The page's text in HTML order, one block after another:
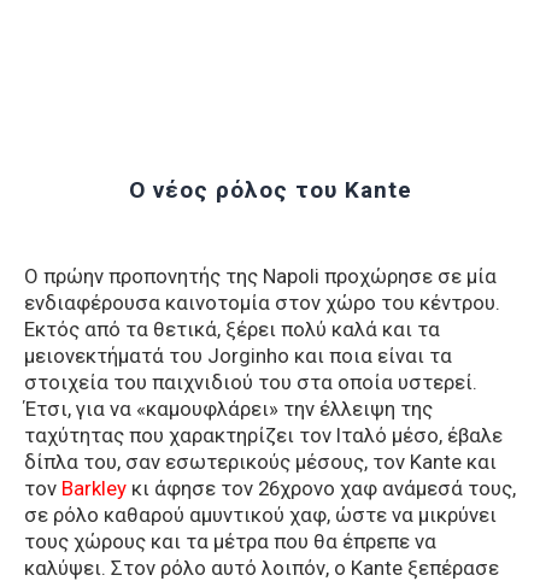
Ο νέος ρόλος του Kante
Ο πρώην προπονητής της Napoli προχώρησε σε μία
ενδιαφέρουσα καινοτομία στον χώρο του κέντρου.
Εκτός από τα θετικά, ξέρει πολύ καλά και τα
μειονεκτήματά του Jorginho και ποια είναι τα
στοιχεία του παιχνιδιού του στα οποία υστερεί.
Έτσι, για να «καμουφλάρει» την έλλειψη της
ταχύτητας που χαρακτηρίζει τον Ιταλό μέσο, έβαλε
δίπλα του, σαν εσωτερικούς μέσους, τον Kante και
τον Barkley κι άφησε τον 26χρονο χαφ ανάμεσά τους,
σε ρόλο καθαρού αμυντικού χαφ, ώστε να μικρύνει
τους χώρους και τα μέτρα που θα έπρεπε να
καλύψει. Στον ρόλο αυτό λοιπόν, ο Kante ξεπέρασε